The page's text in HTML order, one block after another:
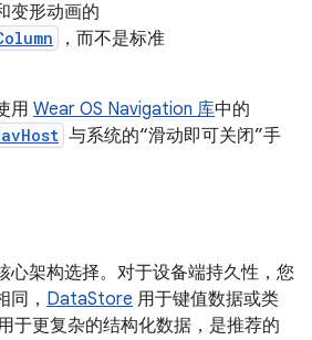
变形动画的
，而不是标准
用 Wear OS Navigation 库中的
与系统的“滑动即可关闭”手
心架构选择。对于设备端持久性，您
同， DataStore 用于键值数据或类
于更复杂的结构化数据，是推荐的